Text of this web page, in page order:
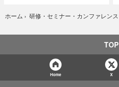
ホーム › 研修・セミナー・カンファレンス
TOP
Home X